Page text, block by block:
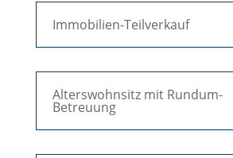
Immobilien-Teilverkauf
Alterswohnsitz mit Rundum-
Betreuung